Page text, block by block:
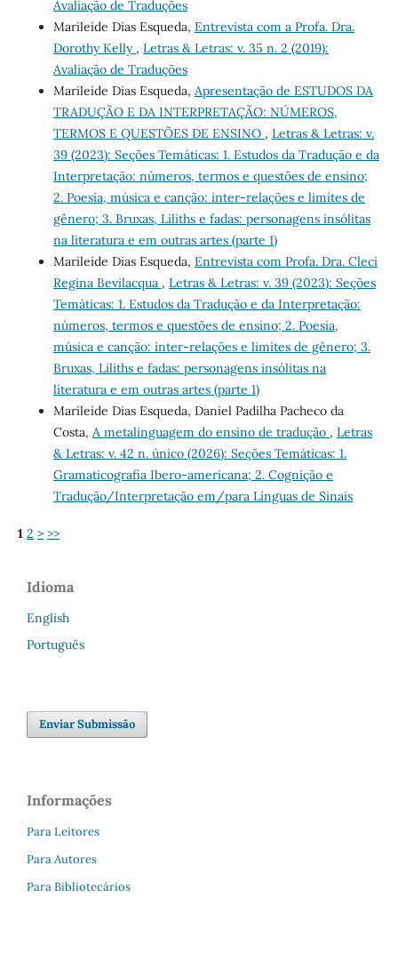
Avaliação de Traduções
Marileide Dias Esqueda, Entrevista com a Profa. Dra.
Dorothy Kelly , Letras & Letras: v. 35 n. 2 (2019):
Avaliação de Traduções
Marileide Dias Esqueda, Apresentação de ESTUDOS DA
TRADUÇÃO E DA INTERPRETAÇÃO: NÚMEROS,
TERMOS E QUESTÕES DE ENSINO , Letras & Letras: v.
39 (2023): Seções Temáticas: 1. Estudos da Tradução e da
Interpretação: números, termos e questões de ensino;
2. Poesia, música e canção: inter-relações e limites de
gênero; 3. Bruxas, Liliths e fadas: personagens insólitas
na literatura e em outras artes (parte 1)
Marileide Dias Esqueda, Entrevista com Profa. Dra. Cleci
Regina Bevilacqua , Letras & Letras: v. 39 (2023): Seções
Temáticas: 1. Estudos da Tradução e da Interpretação:
números, termos e questões de ensino; 2. Poesia,
música e canção: inter-relações e limites de gênero; 3.
Bruxas, Liliths e fadas: personagens insólitas na
literatura e em outras artes (parte 1)
Marileide Dias Esqueda, Daniel Padilha Pacheco da
Costa, A metalinguagem do ensino de tradução , Letras
& Letras: v. 42 n. único (2026): Seções Temáticas: 1.
Gramaticografia Ibero-americana; 2. Cognição e
Tradução/Interpretação em/para Línguas de Sinais
1 2 > >>
Idioma
English
Português
Enviar Submissão
Informações
Para Leitores
Para Autores
Para Bibliotecários